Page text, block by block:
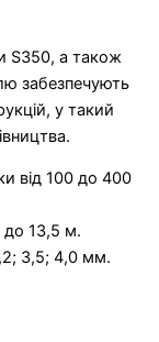
S350, а також
забезпечують
у такий
від 100 до 400
до 13,5 м.
3,5; 4,0 мм.